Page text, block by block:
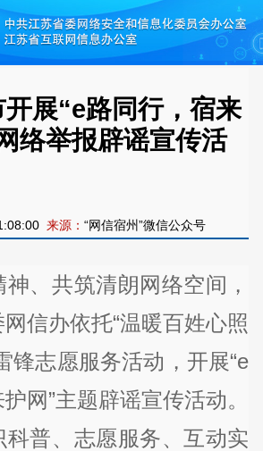
展“e路同行，宿来
络举报辟谣宣传活
来源： “网信宿州”微信公众号
、共筑清朗网络空间，
信办依托“温暖百姓心照
锋志愿服务活动，开展“e
网”主题辟谣宣传活动。
科普、志愿服务、互动实